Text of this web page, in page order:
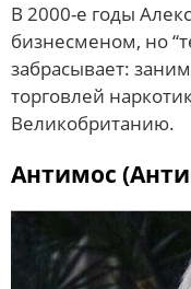
В 2000-е годы
бизнесменом, но
забрасывает:
торговлей
Великобританию.
Антимос